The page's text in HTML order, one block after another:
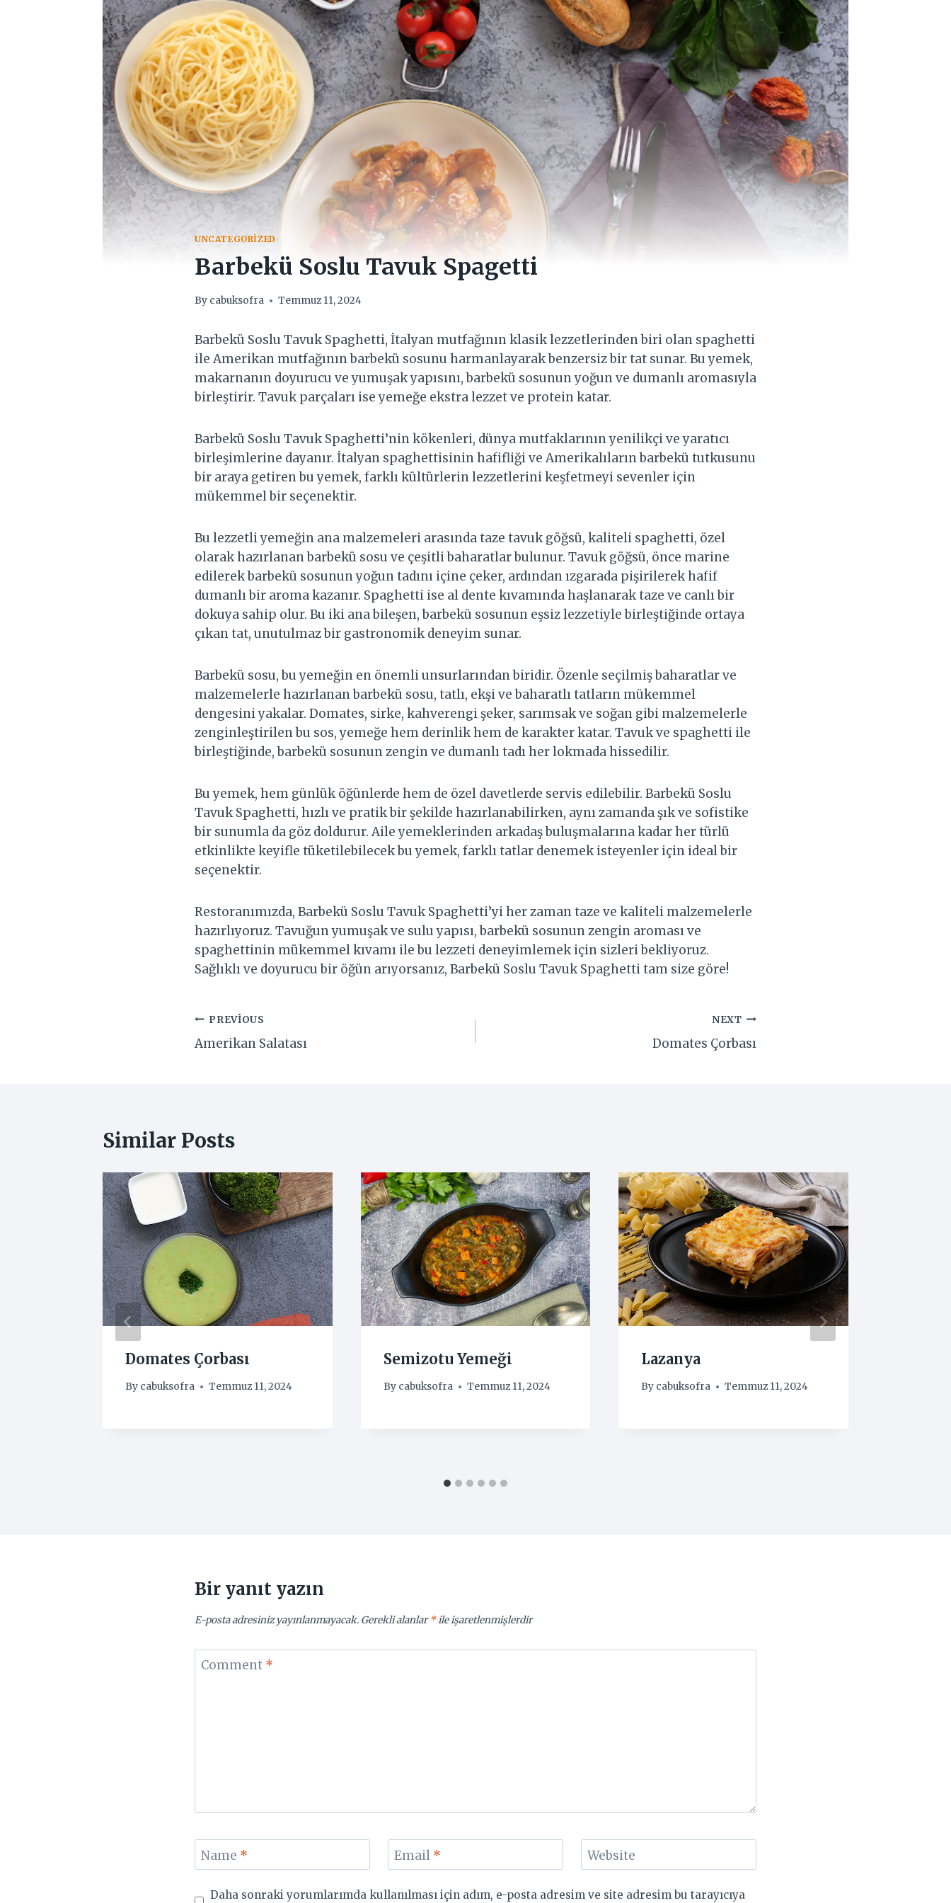
UNCATEGORIZED
Barbekü Soslu Tavuk Spagetti
By cabuksofra Temmuz 11, 2024
Barbekü Soslu Tavuk Spaghetti, İtalyan mutfağının klasik lezzetlerinden biri olan spaghetti
ile Amerikan mutfağının barbekü sosunu harmanlayarak benzersiz bir tat sunar. Bu yemek,
makarnanın doyurucu ve yumuşak yapısını, barbekü sosunun yoğun ve dumanlı aromasıyla
birleştirir. Tavuk parçaları ise yemeğe ekstra lezzet ve protein katar.
Barbekü Soslu Tavuk Spaghetti’nin kökenleri, dünya mutfaklarının yenilikçi ve yaratıcı
birleşimlerine dayanır. İtalyan spaghettisinin hafifliği ve Amerikalıların barbekü tutkusunu
bir araya getiren bu yemek, farklı kültürlerin lezzetlerini keşfetmeyi sevenler için
mükemmel bir seçenektir.
Bu lezzetli yemeğin ana malzemeleri arasında taze tavuk göğsü, kaliteli spaghetti, özel
olarak hazırlanan barbekü sosu ve çeşitli baharatlar bulunur. Tavuk göğsü, önce marine
edilerek barbekü sosunun yoğun tadını içine çeker, ardından ızgarada pişirilerek hafif
dumanlı bir aroma kazanır. Spaghetti ise al dente kıvamında haşlanarak taze ve canlı bir
dokuya sahip olur. Bu iki ana bileşen, barbekü sosunun eşsiz lezzetiyle birleştiğinde ortaya
çıkan tat, unutulmaz bir gastronomik deneyim sunar.
Barbekü sosu, bu yemeğin en önemli unsurlarından biridir. Özenle seçilmiş baharatlar ve
malzemelerle hazırlanan barbekü sosu, tatlı, ekşi ve baharatlı tatların mükemmel
dengesini yakalar. Domates, sirke, kahverengi şeker, sarımsak ve soğan gibi malzemelerle
zenginleştirilen bu sos, yemeğe hem derinlik hem de karakter katar. Tavuk ve spaghetti ile
birleştiğinde, barbekü sosunun zengin ve dumanlı tadı her lokmada hissedilir.
Bu yemek, hem günlük öğünlerde hem de özel davetlerde servis edilebilir. Barbekü Soslu
Tavuk Spaghetti, hızlı ve pratik bir şekilde hazırlanabilirken, aynı zamanda şık ve sofistike
bir sunumla da göz doldurur. Aile yemeklerinden arkadaş buluşmalarına kadar her türlü
etkinlikte keyifle tüketilebilecek bu yemek, farklı tatlar denemek isteyenler için ideal bir
seçenektir.
Restoranımızda, Barbekü Soslu Tavuk Spaghetti’yi her zaman taze ve kaliteli malzemelerle
hazırlıyoruz. Tavuğun yumuşak ve sulu yapısı, barbekü sosunun zengin aroması ve
spaghettinin mükemmel kıvamı ile bu lezzeti deneyimlemek için sizleri bekliyoruz.
Sağlıklı ve doyurucu bir öğün arıyorsanız, Barbekü Soslu Tavuk Spaghetti tam size göre!
Yazı
gezinmesi
PREVIOUS
Amerikan Salatası
NEXT
Domates Çorbası
Similar Posts
Domates Çorbası
By cabuksofra Temmuz 11, 2024
Semizotu Yemeği
By cabuksofra Temmuz 11, 2024
Lazanya
By cabuksofra Temmuz 11, 2024
Bir yanıt yazın
E-posta adresiniz yayınlanmayacak. Gerekli alanlar*ile işaretlenmişlerdir
Comment *
Name * Email * Website
Daha sonraki yorumlarımda kullanılması için adım, e-posta adresim ve site adresim bu tarayıcıya